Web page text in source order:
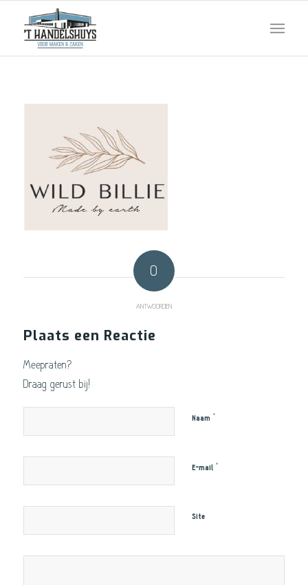
0
ANTWOORDEN
Plaats een Reactie
Meepraten?
Draag gerust bij!
Naam *
E-mail *
Site